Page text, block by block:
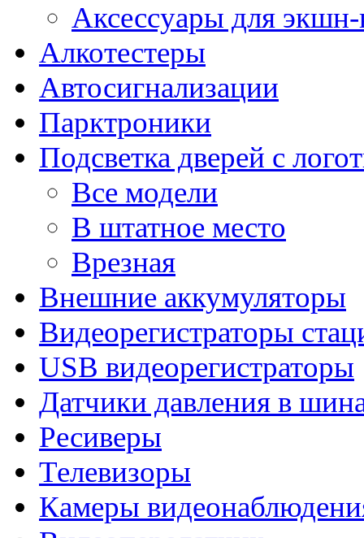
Аксессуары для
Алкотестеры
Автосигнализации
Парктроники
Подсветка дверей с
Все модели
В штатное место
Врезная
Внешние аккумуляторы
Видеорегистраторы
USB видеорегистраторы
Датчики давления в
Ресиверы
Телевизоры
Камеры